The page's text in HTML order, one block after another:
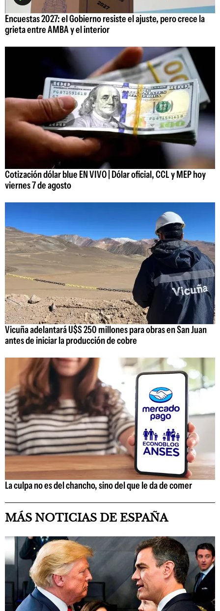
Encuestas 2027: el Gobierno resiste el ajuste, pero crece la
grieta entre AMBA y el interior
Cotización dólar blue EN VIVO | Dólar oficial, CCL y MEP hoy
viernes 7 de agosto
Vicuña adelantará U$S 250 millones para obras en San Juan
antes de iniciar la producción de cobre
La culpa no es del chancho, sino del que le da de comer
MÁS NOTICIAS DE ESPAÑA